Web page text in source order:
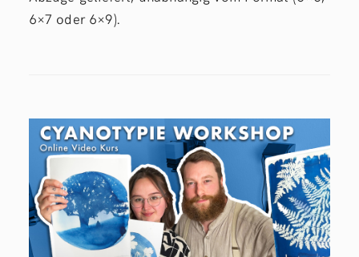
6×7 oder 6×9).